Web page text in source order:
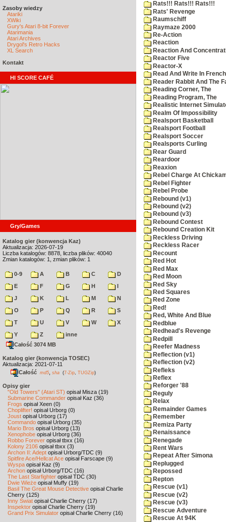
Zasoby wiedzy
Atariki
XWiki
Gury's Atari 8-bit Forever
Atarimania
Atari Archives
Drygol's Retro Hacks
XL Search
Kontakt
HI SCORE CAFÉ
Gry/Games
Katalog gier (konwencja Kaz)
Aktualizacja: 2026-07-19
Liczba katalogów: 8878, liczba plików: 40040
Zmian katalogów: 1, zmian plików: 1
0-9 A B C
D
E
F G H
I
J
K L M
N
O
P Q R
S
T
U V W
X
Y
Z
inne
Całość 3074 MB
Katalog gier (konwencja TOSEC)
Aktualizacja: 2021-07-11
Całość md5 sha (7-Zip TUGZip)
Opisy gier
"Old Towers" (Atari ST) opisał Misza (19)
Submarine Commander opisał Kaz (36)
Frogs opisał Xeen (0)
Choplifter! opisał Urborg (0)
Joust opisał Urborg (17)
Commando opisał Urborg (35)
Mario Bros opisał Urborg (13)
Xenophobe opisał Urborg (36)
Robbo Forever opisał tbxx (16)
Kolony 2106 opisał tbxx (3)
Archon II: Adept opisał Urborg/TDC (9)
Spitfire Ace/Hellcat Ace opisał Farscape (9)
Wyspa opisał Kaz (9)
Archon opisał Urborg/TDC (16)
The Last Starfighter opisał TDC (30)
Dwie Wieże opisał Muffy (19)
Basil The Great Mouse Detective opisał Charlie
Cherry (125)
Inny Świat opisał Charlie Cherry (17)
Inspektor opisał Charlie Cherry (19)
Grand Prix Simulator opisał Charlie Cherry (16)
Rats!!! Rats!!! Rats!!!
Rats' Revenge
Raumschiff
Raymaze 2000
Re-Action
Reaction
Reaction And
Reactor Five
Reactor-X
Read And Write In
Reader Rabbit And The
Reading Corner, The
Reading Program, The
Realistic Internet
Realm Of Impossibility
Realsport Basketball
Realsport Football
Realsport Soccer
Realsports Curling
Rear Guard
Reardoor
Reaxion
Rebel Charge At
Rebel Fighter
Rebel Probe
Rebound (v1)
Rebound (v2)
Rebound (v3)
Rebound Contest
Rebound Creation Kit
Reckless Driving
Reckless Racer
Recount
Red Hot
Red Max
Red Moon
Red Sky
Red Squares
Red Zone
Red!
Red, White And Blue
Redblue
Redhead's Revenge
Redpill
Reefer Madness
Reflection (v1)
Reflection (v2)
Refleks
Reflex
Reforger '88
Reguly
Relax
Remainder Games
Remember
Remiza Party
Renaissance
Renegade
Rent Wars
Repeat After Simona
Replugged
Repossed
Repton
Rescue (v1)
Rescue (v2)
Rescue (v3)
Rescue Adventure
Rescue At 94K